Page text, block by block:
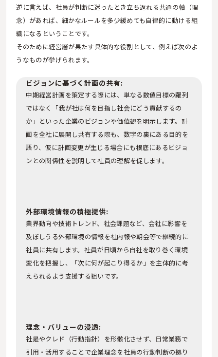
逆に言えば、社員が判断に迷ったとき立ち返れる共通の軸（理
念）があれば、細かなルールを多少緩めても自律的に動ける組
織になるということです。
そのために経営層が果たす具体的な役割として、例えば次のよ
うなものが挙げられます。
ビジョンに基づく計画の共有:
中期経営計画を策定する際には、単なる数値目標の羅列
ではなく「我が社は何を目指し社会にどう貢献するの
か」といった企業のビジョンや価値観を明示します。計
画を全社に展開し共有する際も、数字の裏にある目的を
語り、仮に計画変更が生じる場合にも根底にあるビジョ
ンとの関係性を説明して社員の理解を促します。
外部環境情報の積極提供:
業界動向や技術トレンド、社会課題など、会社に影響を
及ぼしうる外部環境の情報を社内報や朝会等で継続的に
社員に共有します。社員が日頃から自社を取り巻く環境
変化を把握し、「次に何が起こり得るか」を主体的に考
えられるよう支援する狙いです。
理念・バリューの浸透:
社是やクレド（行動指針）を形骸化させず、日常業務で
引用・活用することで企業理念を社員の行動判断の拠り